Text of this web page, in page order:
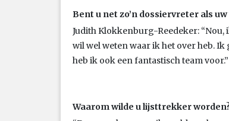
Bent u net zo’n dossiervreter als
Judith Klokkenburg-Reedeker: “Nou,
wil wel weten waar ik het over heb.
heb ik ook een fantastisch team voor.”
Waarom wilde u lijsttrekker